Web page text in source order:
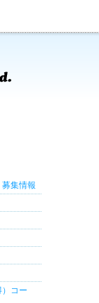
集情報
）コー